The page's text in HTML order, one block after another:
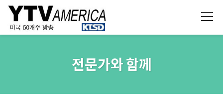
전문가와 함께